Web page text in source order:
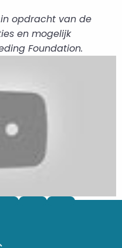
opdracht van de
en mogelijk
Foundation.